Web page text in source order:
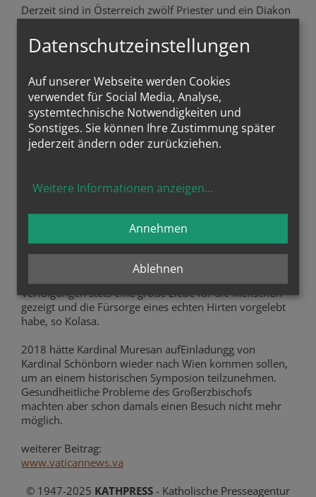
Derzeit sind in Österreich zwölf Priester und ein Diakon
die in sieben Gemeinden ihren Dienst versehen. Zwei
Gemeinden gibt es jeweils in Wien und Graz, dazu
Generalvikar Kolasa erinnerte gegenüber Kathpress an
den Besuch Muresans in Wien im Jahr 1993 im Rahmen
eines ökumenischen Treffens, das von Pro Oriente
organisiert wurde. Damals besuchte er auch die
Gemeinschaft der rumänischen griechisch-katholischen
gesammelt wurde. Kardinal Hans Hermann Groër setzte
Lutai schließlich 1995 als Seelsorger und später als
für die Gläubigen der Rumänischen Griechisch-
katholischen Kirche im Gebiet der Erzdiözese Wien ein.
Lutai habe stets das besondere Charisma von Kardinal
Verfolgungen stets eine große Liebe für die Menschen
gezeigt und die Fürsorge eines echten Hirten vorgelebt
habe, so Kolasa.
2018 hätte Kardinal Muresan aufEinladungg von
Kardinal Schönborn wieder nach Wien kommen sollen,
um an einem historischen Symposion teilzunehmen.
Gesundheitliche Probleme des Großerzbischofs
machten aber schon damals einen Besuch nicht mehr
möglich.
weiterer Beitrag:
www.vaticannews.va
© 1947-2025 KATHPRESS - Katholische Presseagentur
Datenschutzeinstellungen
Auf unserer Webseite werden Cookies
verwendet für Social Media, Analyse,
systemtechnische Notwendigkeiten und
Sonstiges. Sie können Ihre Zustimmung später
jederzeit ändern oder zurückziehen.
Weitere Informationen anzeigen...
Ablehnen
Annehmen